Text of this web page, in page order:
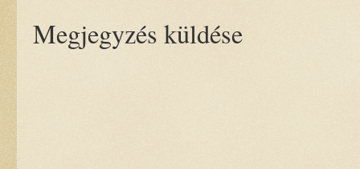
Megjegyzés küldése